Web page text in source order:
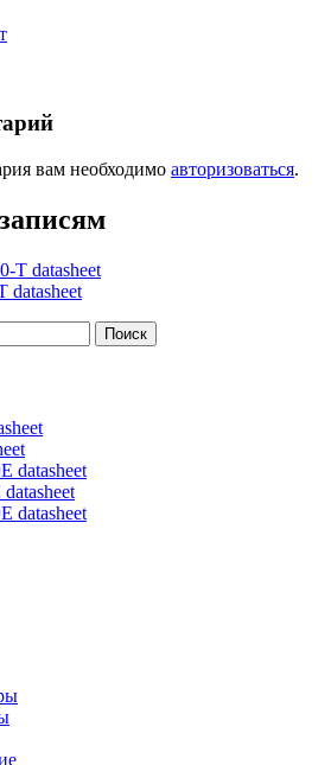
вам необходимо авторизоваться.
T datasheet
datasheet
datasheet